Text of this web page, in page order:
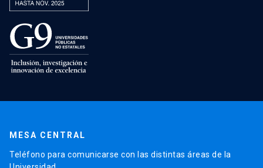
MESA CENTRAL
Teléfono para comunicarse con las distintas áreas de la